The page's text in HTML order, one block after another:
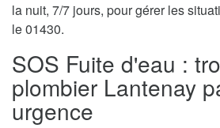
la nuit, 7/7 jours, pour gérer les
le 01430.
SOS Fuite d'eau :
plombier Lantenay
urgence